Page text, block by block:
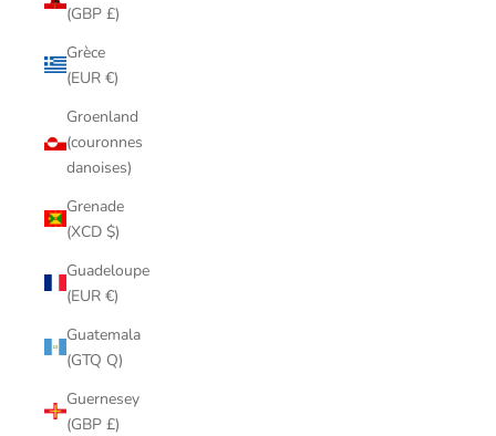
(GBP £)
Grèce
(EUR €)
Groenland
(couronnes
danoises)
Grenade
(XCD $)
Guadeloupe
(EUR €)
Guatemala
(GTQ Q)
Guernesey
(GBP £)